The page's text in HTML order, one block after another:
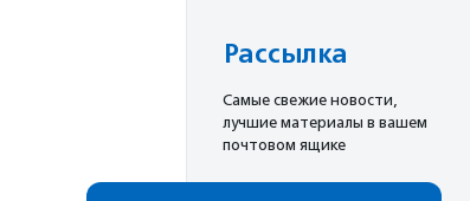
Рассылка
Cамые свежие новости,
лучшие материалы в вашем
почтовом ящике